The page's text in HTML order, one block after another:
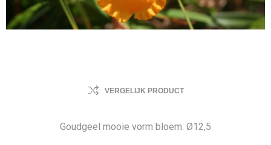
VERGELIJK PRODUCT
Goudgeel mooie vorm bloem. Ø12,5